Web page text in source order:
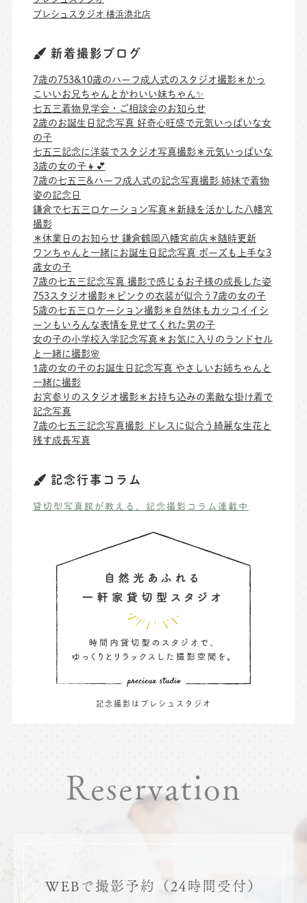
プレシュスタジオ 横浜港北店
新着撮影ブログ
7歳の753&10歳のハーフ成人式のスタジオ撮影＊かっ
こいいお兄ちゃんとかわいい妹ちゃん✨
七五三着物見学会・ご相談会のお知らせ
2歳のお誕生日記念写真 好奇心旺盛で元気いっぱいな女
の子
七五三記念に洋装でスタジオ写真撮影＊元気いっぱいな
3歳の女の子👧💕
7歳の七五三&ハーフ成人式の記念写真撮影 姉妹で着物
姿の記念日
鎌倉で七五三ロケーション写真＊新緑を活かした八幡宮
撮影
＊休業日のお知らせ 鎌倉鶴岡八幡宮前店＊随時更新
ワンちゃんと一緒にお誕生日記念写真 ポーズも上手な3
歳女の子
7歳の七五三記念写真 撮影で感じるお子様の成長した姿
753スタジオ撮影＊ピンクの衣装が似合う7歳の女の子
5歳の七五三ロケーション撮影＊自然体もカッコイイシ
ーンもいろんな表情を見せてくれた男の子
女の子の小学校入学記念写真＊お気に入りのランドセル
と一緒に撮影🌸
1歳の女の子のお誕生日記念写真 やさしいお姉ちゃんと
一緒に撮影
お宮参りのスタジオ撮影＊お持ち込みの素敵な掛け着で
記念写真
7歳の七五三記念写真撮影 ドレスに似合う綺麗な生花と
残す成長写真
記念行事コラム
貸切型写真館が教える、記念撮影コラム連載中
記念撮影はプレシュスタジオ
Reservation
WEBで撮影予約 （24時間受付）